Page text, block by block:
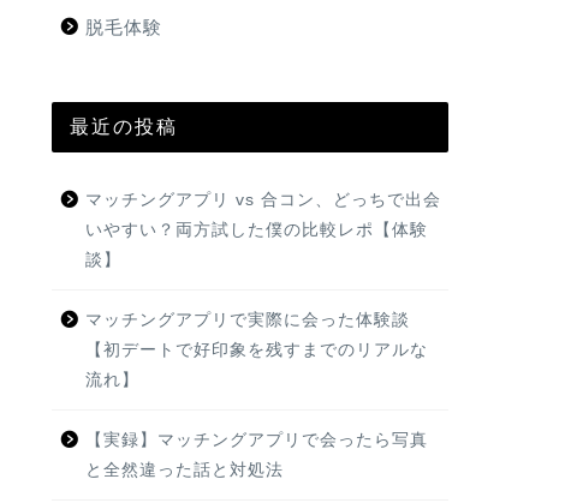
脱毛体験
最近の投稿
マッチングアプリ vs 合コン、どっちで出会
いやすい？両方試した僕の比較レポ【体験
談】
マッチングアプリで実際に会った体験談
【初デートで好印象を残すまでのリアルな
流れ】
【実録】マッチングアプリで会ったら写真
と全然違った話と対処法